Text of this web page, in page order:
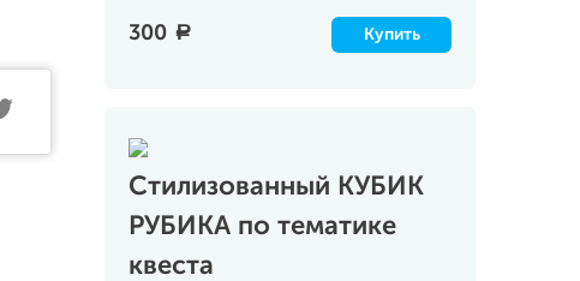
300 a Купить
Стилизованный КУБИК
РУБИКА по тематике
квеста